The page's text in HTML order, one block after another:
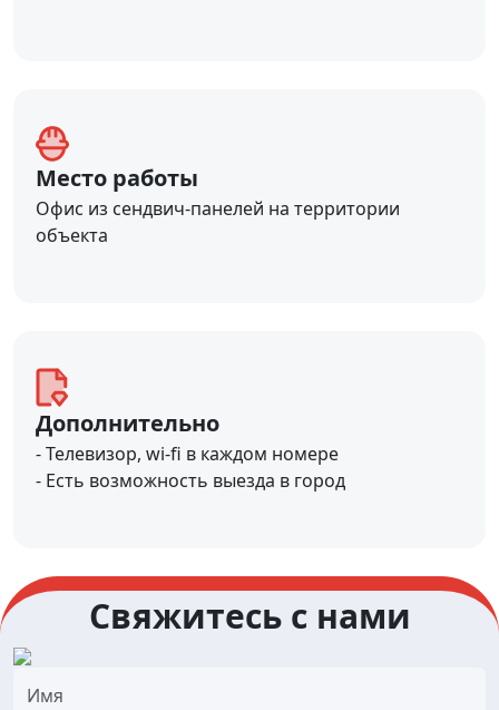
Место работы
Офис из сендвич-панелей на территории
объекта
Дополнительно
- Телевизор, wi-fi в каждом номере
- Есть возможность выезда в город
Свяжитесь с нами